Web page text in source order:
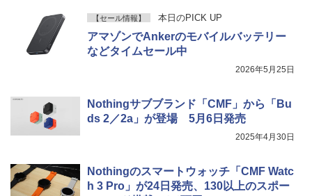
【セール情報】 本日のPICK UP
アマゾンでAnkerのモバイルバッテリー
などタイムセール中
2026年5月25日
Nothingサブブランド「CMF」から「Bu
ds 2／2a」が登場 5月6日発売
2025年4月30日
Nothingのスマートウォッチ「CMF Watc
h 3 Pro」が24日発売、130以上のスポー